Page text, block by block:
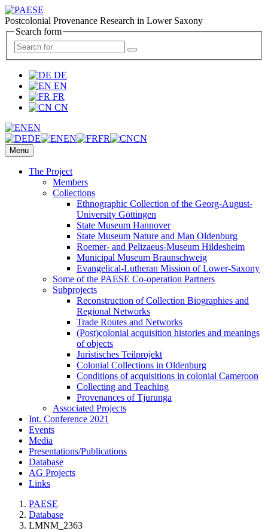
Postcolonial Provenance Research in Lower Saxony
Search form
DE
EN
FR
CN
EN
DE
EN FR CN
Menu
The Project
Members
Collections
Ethnographic Collection of the Georg-August-
University Göttingen
State Museum Hannover
State Museum Nature and Man Oldenburg
Roemer- and Pelizaeus-Museum Hildesheim
Municipal Museum Braunschweig
Evangelical-Lutheran Mission of Lower-Saxony
Some of the PAESE Co-operation Partners
Subprojects
Reconstruction of Collection Biographies and
Regional Networks
Trade Routes and Networks
(Post)colonial acquisition histories and meanings
of objects
Juristisches Teilprojekt
Colonial Collections in Oldenburg
Conditions of acquisitions in colonial Cameroon
Collecting and Teaching
Provenances of Tjurunga
Associated Projects
Int. Conference 2021
Events
Media
Presentations/Publications
Database
AG Projects
Links
PAESE
Database
LMNM_2363